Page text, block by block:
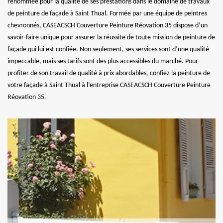
renommée pour la qualité de ses prestations dans le domaine de travaux
de peinture de façade à Saint Thual. Formée par une équipe de peintres
chevronnés, CASEACSCH Couverture Peinture Réovation 35 dispose d’un
savoir-faire unique pour assurer la réussite de toute mission de peinture de
façade qui lui est confiée. Non seulement, ses services sont d’une qualité
impeccable, mais ses tarifs sont des plus accessibles du marché. Pour
profiter de son travail de qualité à prix abordables, confiez la peinture de
votre façade à Saint Thual à l’entreprise CASEACSCH Couverture Peinture
Réovation 35.